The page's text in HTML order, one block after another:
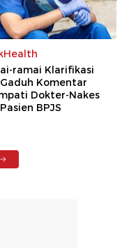
ramai Klarifikasi
Komentar
Dokter-Nakes
BPJS